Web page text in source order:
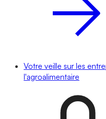
Votre veille sur les
l'agroalimentaire